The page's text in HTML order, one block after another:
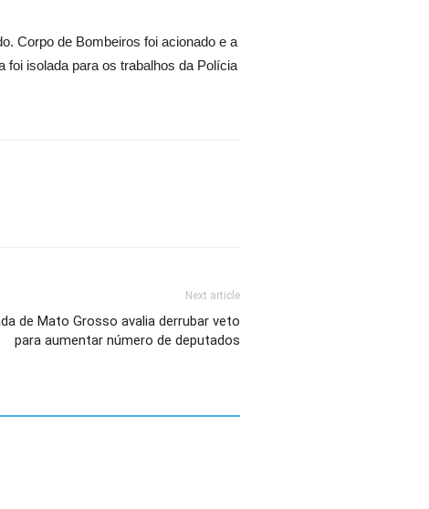
Corpo de Bombeiros foi acionado e a
foi isolada para os trabalhos da Polícia
Next article
de Mato Grosso avalia derrubar veto
para aumentar número de deputados